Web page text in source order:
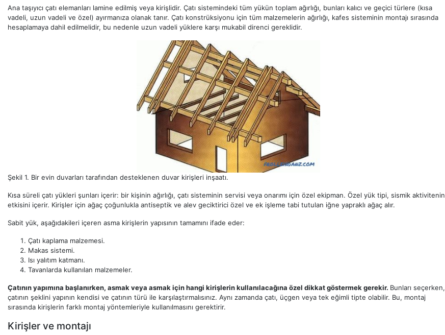
Ana taşıyıcı çatı elemanları lamine edilmiş veya kirişlidir. Çatı sistemindeki tüm yükün toplam ağırlığı, bunları kalıcı ve geçici türlere (kısa
vadeli, uzun vadeli ve özel) ayırmanıza olanak tanır. Çatı konstrüksiyonu için tüm malzemelerin ağırlığı, kafes sisteminin montajı sırasında
hesaplamaya dahil edilmelidir, bu nedenle uzun vadeli yüklere karşı mukabil direnci gereklidir.
Şekil 1. Bir evin duvarları tarafından desteklenen duvar kirişleri inşaatı.
Kısa süreli çatı yükleri şunları içerir: bir kişinin ağırlığı, çatı sisteminin servisi veya onarımı için özel ekipman. Özel yük tipi, sismik aktivitenin
etkisini içerir. Kirişler için ağaç çoğunlukla antiseptik ve alev geciktirici özel ve ek işleme tabi tutulan iğne yapraklı ağaç alır.
Sabit yük, aşağıdakileri içeren asma kirişlerin yapısının tamamını ifade eder:
Çatı kaplama malzemesi.
Makas sistemi.
Isı yalıtım katmanı.
Tavanlarda kullanılan malzemeler.
Çatının yapımına başlanırken, asmak veya asmak için hangi kirişlerin kullanılacağına özel dikkat göstermek gerekir. Bunları seçerken,
çatının şeklini yapının kendisi ve çatının türü ile karşılaştırmalısınız. Aynı zamanda çatı, üçgen veya tek eğimli tipte olabilir. Bu, montaj
sırasında kirişlerin farklı montaj yöntemleriyle kullanılmasını gerektirir.
Kirişler ve montajı